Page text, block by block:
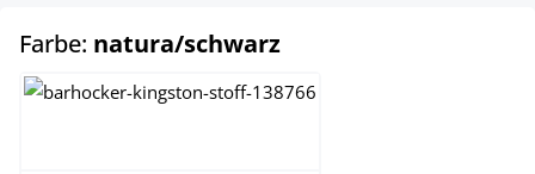
Farbe: natura/schwarzauswählen